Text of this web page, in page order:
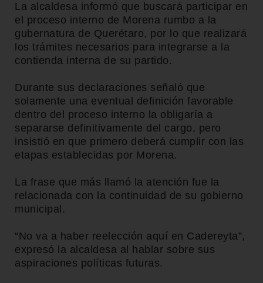
La alcaldesa informó que buscará participar en
el proceso interno de Morena rumbo a la
gubernatura de Querétaro, por lo que realizará
los trámites necesarios para integrarse a la
contienda interna de su partido.
Durante sus declaraciones señaló que
solamente una eventual definición favorable
dentro del proceso interno la obligaría a
separarse definitivamente del cargo, pero
insistió en que primero deberá cumplir con las
etapas establecidas por Morena.
La frase que más llamó la atención fue la
relacionada con la continuidad de su gobierno
municipal.
“No va a haber reelección aquí en Cadereyta”,
expresó la alcaldesa al hablar sobre sus
aspiraciones políticas futuras.